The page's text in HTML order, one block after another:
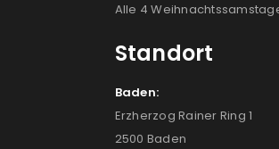
Alle 4
Standort
Baden:
Erzherzog Rainer Ring 1
2500 Baden